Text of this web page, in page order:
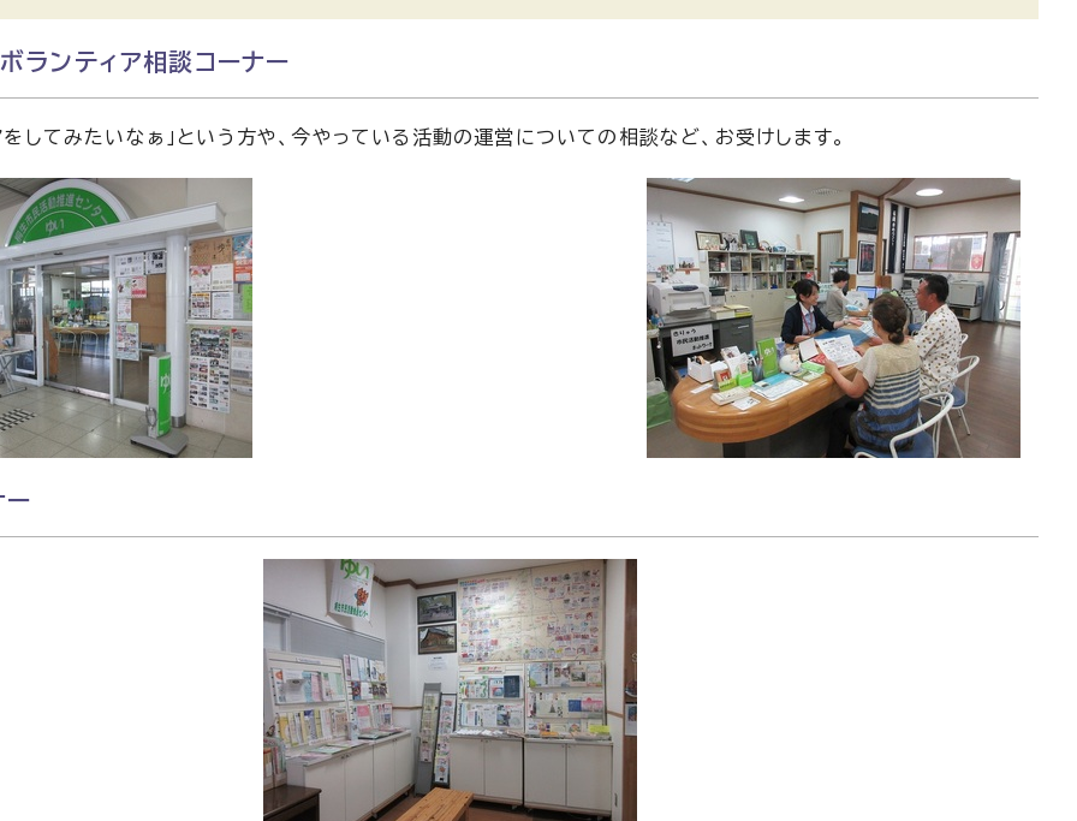
ランティア相談コーナー
をしてみたいなぁ」という方や、今やっている活動の運営についての相談など、お受けします。
ー